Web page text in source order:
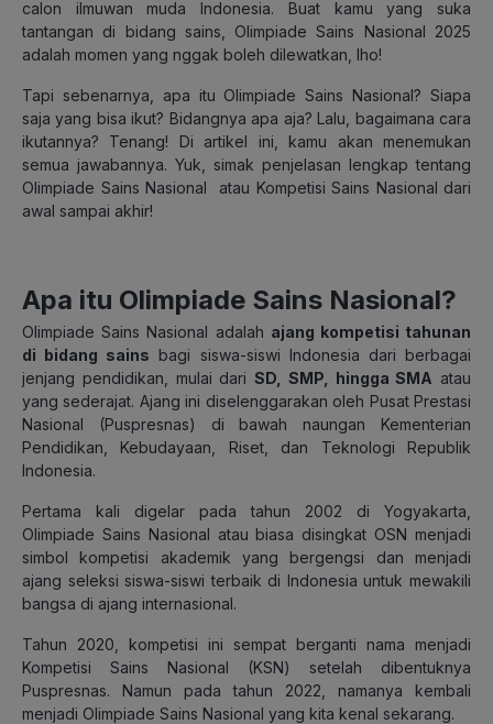
calon ilmuwan muda Indonesia. Buat kamu yang suka
tantangan di bidang sains, Olimpiade Sains Nasional 2025
adalah momen yang nggak boleh dilewatkan, lho!
Tapi sebenarnya, apa itu Olimpiade Sains Nasional? Siapa
saja yang bisa ikut? Bidangnya apa aja? Lalu, bagaimana cara
ikutannya? Tenang! Di artikel ini, kamu akan menemukan
semua jawabannya. Yuk, simak penjelasan lengkap tentang
Olimpiade Sains Nasional atau Kompetisi Sains Nasional dari
awal sampai akhir!
Apa itu Olimpiade Sains Nasional?
Olimpiade Sains Nasional adalah ajang kompetisi tahunan
di bidang sains bagi siswa-siswi Indonesia dari berbagai
jenjang pendidikan, mulai dari SD, SMP, hingga SMA atau
yang sederajat. Ajang ini diselenggarakan oleh Pusat Prestasi
Nasional (Puspresnas) di bawah naungan Kementerian
Pendidikan, Kebudayaan, Riset, dan Teknologi Republik
Indonesia.
Pertama kali digelar pada tahun 2002 di Yogyakarta,
Olimpiade Sains Nasional atau biasa disingkat OSN menjadi
simbol kompetisi akademik yang bergengsi dan menjadi
ajang seleksi siswa-siswi terbaik di Indonesia untuk mewakili
bangsa di ajang internasional.
Tahun 2020, kompetisi ini sempat berganti nama menjadi
Kompetisi Sains Nasional (KSN) setelah dibentuknya
Puspresnas. Namun pada tahun 2022, namanya kembali
menjadi Olimpiade Sains Nasional yang kita kenal sekarang.